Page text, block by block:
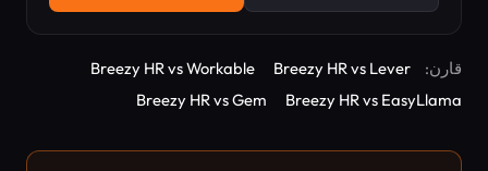
قارن: Breezy HR vs Workable
Breezy HR vs Lever
Breezy HR vs Gem
Breezy HR vs EasyLlama